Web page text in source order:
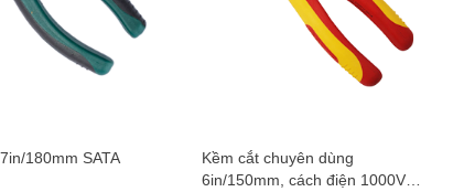
180mm SATA
Kềm cắt chuyên dùng
6in/150mm, cách điện 1000V